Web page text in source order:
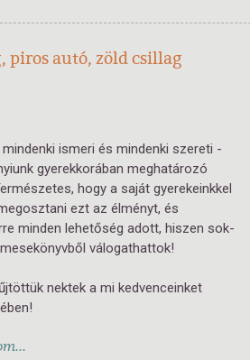
piros autó, zöld csillag
ismeri és mindenki szereti -
gyerekkorában meghatározó
hogy a saját gyerekeinkkel
ezt az élményt, és
minden lehetőség adott, hiszen sok-
válogathattok!
nektek a mi kedvenceinket